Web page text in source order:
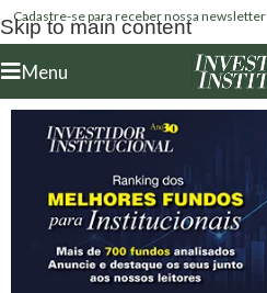
Skip to main content
Cadastre-se para receber nossa newsletter
Menu